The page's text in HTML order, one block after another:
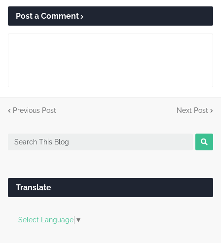
Post a Comment
Previous Post Next Post
Translate
Select Language ▼